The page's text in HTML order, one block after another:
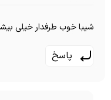
شیبا خوب طرفدار خیلی
پاسخ